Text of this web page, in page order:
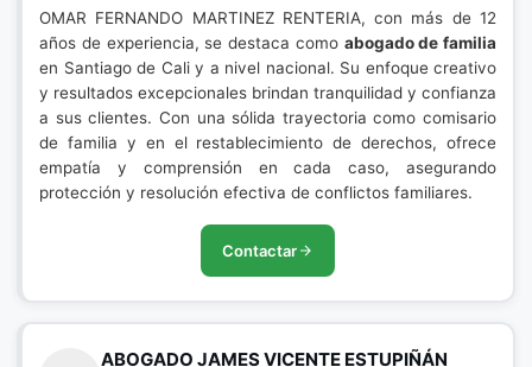
OMAR FERNANDO MARTINEZ RENTERIA, con más de 12
años de experiencia, se destaca como abogado de familia
en Santiago de Cali y a nivel nacional. Su enfoque creativo
y resultados excepcionales brindan tranquilidad y confianza
a sus clientes. Con una sólida trayectoria como comisario
de familia y en el restablecimiento de derechos, ofrece
empatía y comprensión en cada caso, asegurando
protección y resolución efectiva de conflictos familiares.
Contactar
ABOGADO JAMES VICENTE ESTUPIÑÁN